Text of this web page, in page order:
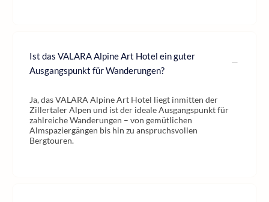
Ist das VALARA Alpine Art Hotel ein guter
Ausgangspunkt für Wanderungen?
Ja, das VALARA Alpine Art Hotel liegt inmitten der
Zillertaler Alpen und ist der ideale Ausgangspunkt für
zahlreiche Wanderungen – von gemütlichen
Almspaziergängen bis hin zu anspruchsvollen
Bergtouren.